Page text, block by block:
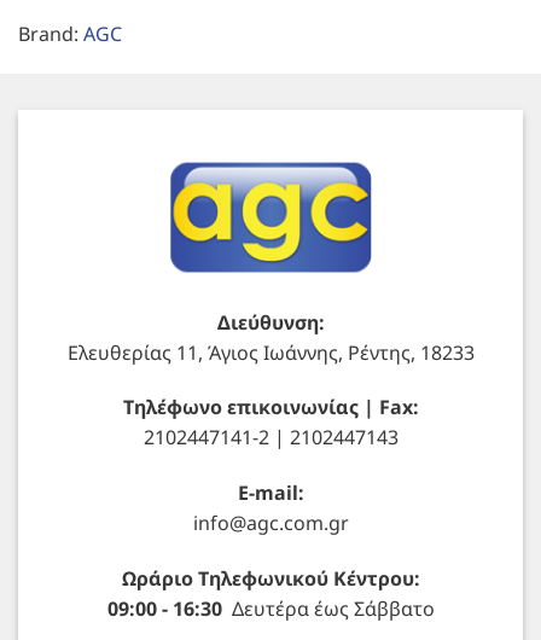
Brand: AGC
Διεύθυνση:
Ελευθερίας 11, Άγιος Ιωάννης, Ρέντης, 18233
Τηλέφωνο επικοινωνίας | Fax:
2102447141-2 | 2102447143
E-mail:
info@agc.com.gr
Ωράριο Τηλεφωνικού Κέντρου:
09:00 - 16:30Δευτέρα έως Σάββατο